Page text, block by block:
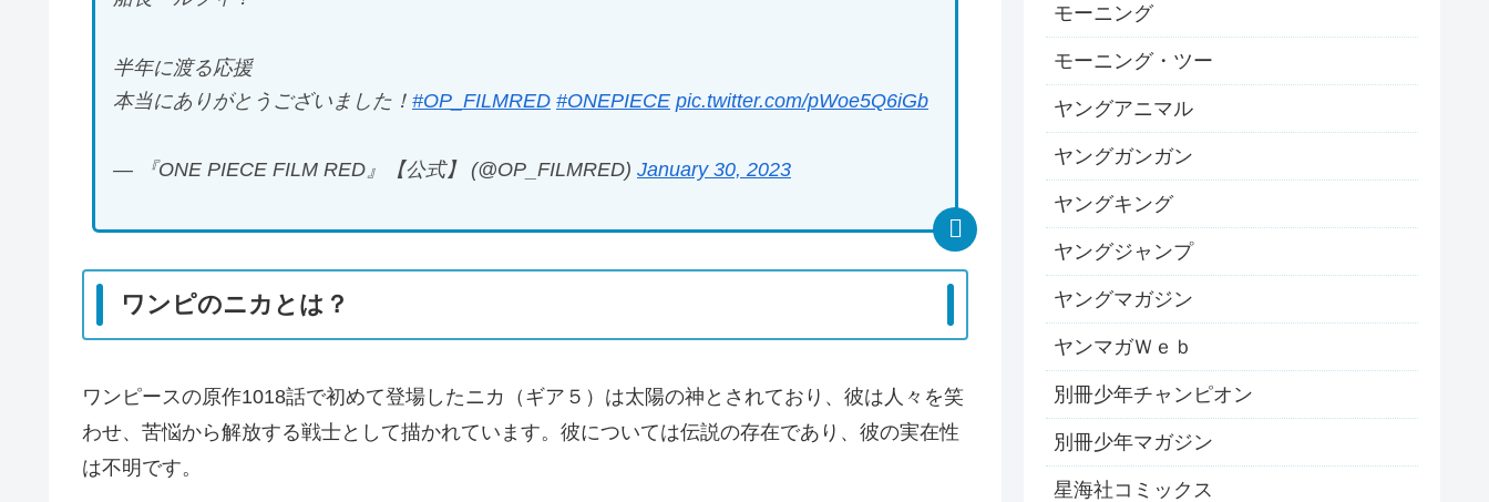
半年に渡る応援
本当にありがとうございました！ #OP_FILMRED #ONEPIECE pic.twitter.com/pWoe5Q6iGb
— 『ONE PIECE FILM RED』【公式】 (@OP_FILMRED) January 30, 2023
ワンピのニカとは？
ワンピースの原作1018話で初めて登場したニカ（ギア５）は太陽の神とされており、彼は人々を笑
わせ、苦悩から解放する戦士として描かれています。彼については伝説の存在であり、彼の実在性
は不明です。
モーニング
モーニング・ツー
ヤングアニマル
ヤングガンガン
ヤングキング
ヤングジャンプ
ヤングマガジン
ヤンマガＷｅｂ
別冊少年チャンピオン
別冊少年マガジン
星海社コミックス